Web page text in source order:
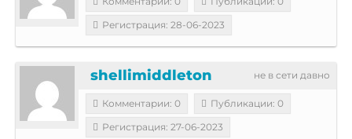
Регистрация: 28-06-2023
не в сети давно
shellimiddleton
Комментарии: 0
Публикации: 0
Регистрация: 27-06-2023